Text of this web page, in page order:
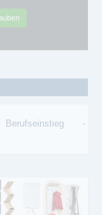
Berufseinstieg -